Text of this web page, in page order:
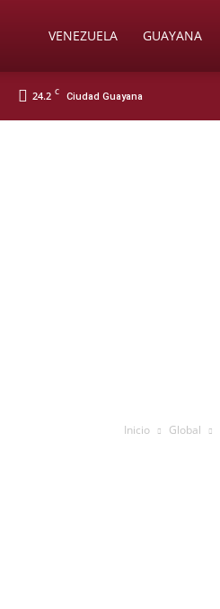
SoyVENEZUELA GUAYANA
24.2 C Ciudad Guayana
Inicio Global